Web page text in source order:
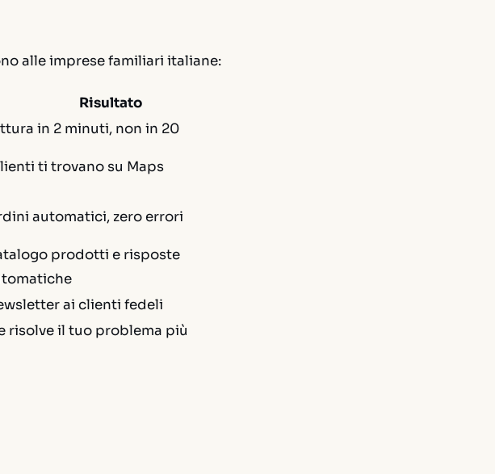
alle imprese familiari italiane:
Risultato
in 2 minuti, non in 20
ti trovano su Maps
automatici, zero errori
prodotti e risposte
ai clienti fedeli
risolve il tuo problema più